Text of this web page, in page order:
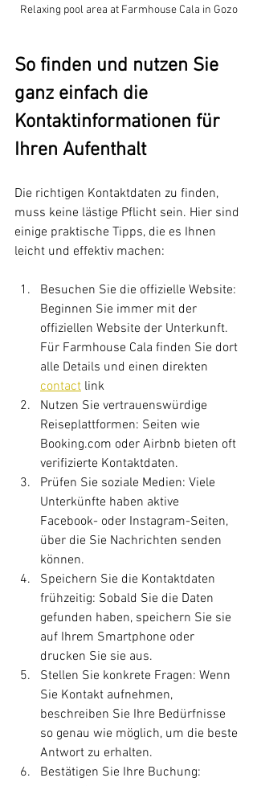
Relaxing pool area at Farmhouse Cala in Gozo
So finden und nutzen Sie
ganz einfach die
Kontaktinformationen für
Ihren Aufenthalt
Die richtigen Kontaktdaten zu finden,
muss keine lästige Pflicht sein. Hier sind
einige praktische Tipps, die es Ihnen
leicht und effektiv machen:
Besuchen Sie die offizielle Website:
Beginnen Sie immer mit der
offiziellen Website der Unterkunft.
Für Farmhouse Cala finden Sie dort
alle Details und einen direkten
contact link
Nutzen Sie vertrauenswürdige
Reiseplattformen: Seiten wie
Booking.com oder Airbnb bieten oft
verifizierte Kontaktdaten.
Prüfen Sie soziale Medien: Viele
Unterkünfte haben aktive
Facebook- oder Instagram-Seiten,
über die Sie Nachrichten senden
können.
Speichern Sie die Kontaktdaten
frühzeitig: Sobald Sie die Daten
gefunden haben, speichern Sie sie
auf Ihrem Smartphone oder
drucken Sie sie aus.
Stellen Sie konkrete Fragen: Wenn
Sie Kontakt aufnehmen,
beschreiben Sie Ihre Bedürfnisse
so genau wie möglich, um die beste
Antwort zu erhalten.
Bestätigen Sie Ihre Buchung: